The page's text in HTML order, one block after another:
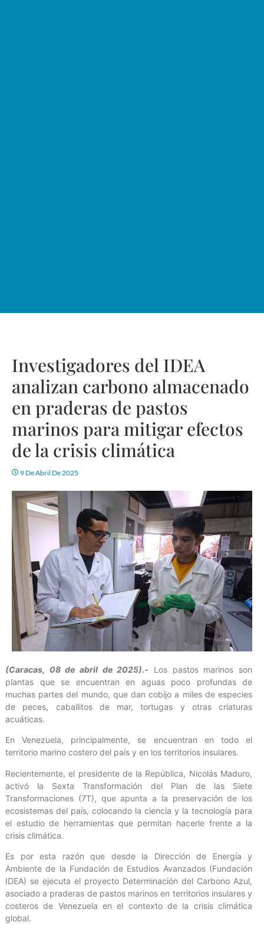
Investigadores del IDEA
analizan carbono almacenado
en praderas de pastos
marinos para mitigar efectos
de la crisis climática
9 De Abril De 2025
(Caracas, 08 de abril de 2025).- Los pastos marinos son
plantas que se encuentran en aguas poco profundas de
muchas partes del mundo, que dan cobijo a miles de especies
de peces, caballitos de mar, tortugas y otras criaturas
acuáticas.
En Venezuela, principalmente, se encuentran en todo el
territorio marino costero del país y en los territorios insulares.
Recientemente, el presidente de la República, Nicolás Maduro,
activó la Sexta Transformación del Plan de las Siete
Transformaciones (7T), que apunta a la preservación de los
ecosistemas del país, colocando la ciencia y la tecnología para
el estudio de herramientas que permitan hacerle frente a la
crisis climática.
Es por esta razón que desde la Dirección de Energía y
Ambiente de la Fundación de Estudios Avanzados (Fundación
IDEA) se ejecuta el proyecto Determinación del Carbono Azul,
asociado a praderas de pastos marinos en territorios insulares y
costeros de Venezuela en el contexto de la crisis climática
global.